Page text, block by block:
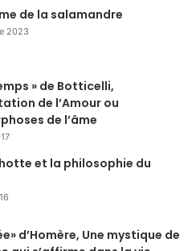
de la salamandre
2023
» de Botticelli,
de l’Amour ou
de l’âme
et la philosophie du
d’Homère, Une mystique de